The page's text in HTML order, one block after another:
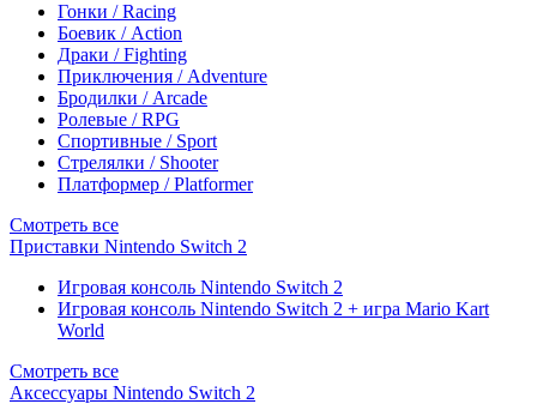
Гонки / Racing
Боевик / Action
Драки / Fighting
Приключения / Adventure
Бродилки / Arcade
Ролевые / RPG
Спортивные / Sport
Стрелялки / Shooter
Платформер / Platformer
Смотреть все
Приставки Nintendo Switch 2
Игровая консоль Nintendo Switch 2
Игровая консоль Nintendo Switch 2 + игра Mario Kart
World
Смотреть все
Аксессуары Nintendo Switch 2